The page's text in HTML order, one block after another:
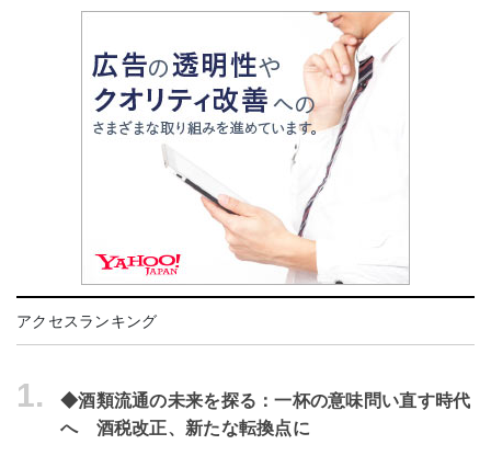
アクセスランキング
1.
◆酒類流通の未来を探る：一杯の意味問い直す時代
へ 酒税改正、新たな転換点に